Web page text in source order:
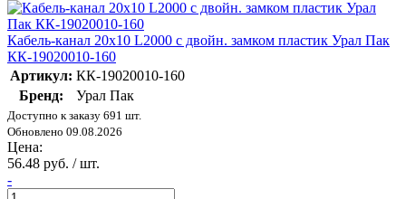
Кабель-канал 20х10 L2000 с двойн. замком пластик Урал Пак
КК-19020010-160
Артикул: КК-19020010-160
Бренд:
Урал Пак
Доступно к заказу 691 шт.
Обновлено 09.08.2026
Цена:
56.48 руб. / шт.
-